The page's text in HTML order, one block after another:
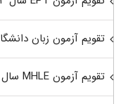
تقویم آزمون زبان دانشگاه
تقویم آزمون MHLE سال ۱۴۰۳